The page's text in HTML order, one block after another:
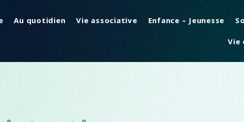
Au quotidien Vie associative Enfance – Jeunesse
Vie